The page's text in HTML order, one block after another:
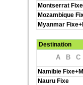
Montserrat
Mozambique
Myanmar
Destination
A B C
Namibie
Nauru Fixe